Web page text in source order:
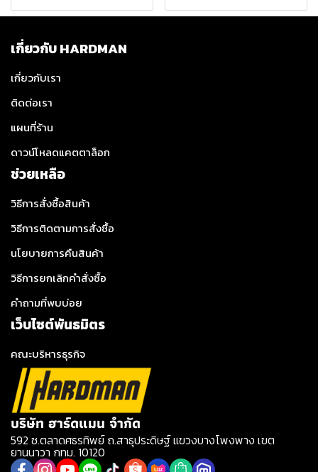
เกี่ยวกับ HARDMAN
เกี่ยวกับเรา
ติดต่อเรา
แผนที่ร้าน
ดาวน์โหลดแคตตาล็อก
ช่วยเหลือ
วิธีการสั่งซื้อสินค้า
วิธีการติดตามการสั่งซื้อ
นโยบายการคืนสินค้า
วิธีการยกเลิกคำสั่งซื้อ
คำถามที่พบบ่อย
เว็บไซต์พันธมิตร
คณะบริหารธุรกิจ
บริษัท ฮาร์ดแมน จำกัด
592 ซ.ตลาดศธรทิพย์ ถ.สาธุประดิษฐ์ แขวงบางโพงพาง เขต
ยานนาวา กทม. 10120